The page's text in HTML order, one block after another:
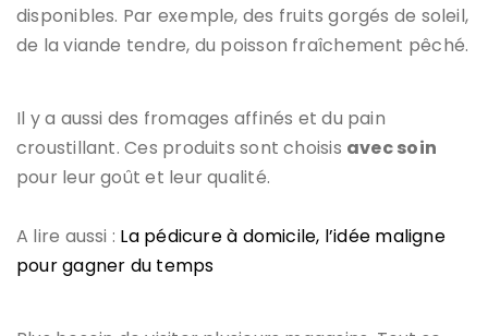
disponibles. Par exemple, des fruits gorgés de soleil,
de la viande tendre, du poisson fraîchement pêché.
Il y a aussi des fromages affinés et du pain
croustillant. Ces produits sont choisis avec soin
pour leur goût et leur qualité.
A lire aussi : La pédicure à domicile, l’idée maligne
pour gagner du temps